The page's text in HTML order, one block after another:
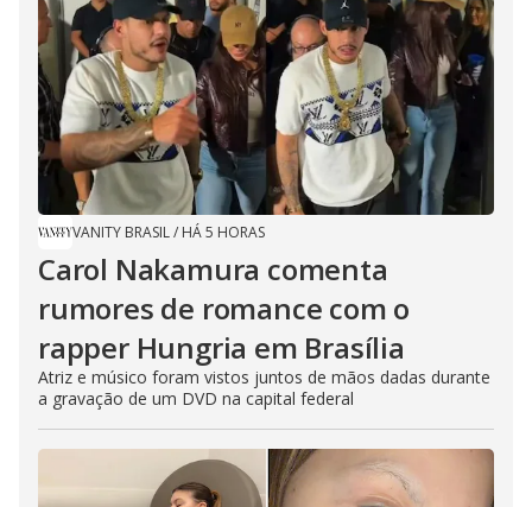
VANITY BRASIL/ HÁ 5 HORAS
Carol Nakamura comenta
rumores de romance com o
rapper Hungria em Brasília
Atriz e músico foram vistos juntos de mãos dadas durante
a gravação de um DVD na capital federal